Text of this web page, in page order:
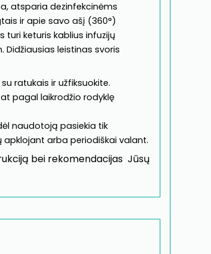
atsparia dezinfekcinėms
ir apie savo ašį (360°)
turi keturis kablius infuzijų
leistinas svoris
ratukais ir užfiksuokite.
pagal laikrodžio rodyklę
naudotoją pasiekia tik
apklojant arba periodiškai valant.
bei rekomendacijas Jūsų